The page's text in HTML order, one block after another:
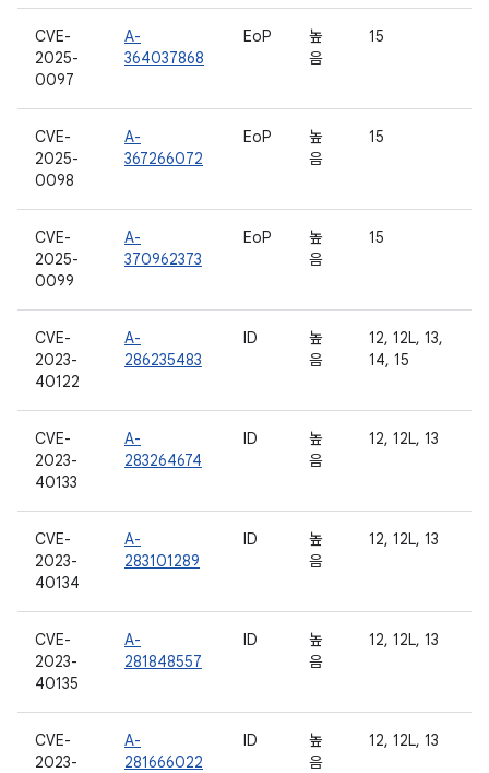
CVE-
2025-
0097
A-
364037868
EoP
높
음
15
CVE-
2025-
0098
A-
367266072
EoP
높
음
15
CVE-
2025-
0099
A-
370962373
EoP
높
음
15
CVE-
2023-
40122
A-
286235483
ID
높
음
12, 12L, 13,
14, 15
CVE-
2023-
40133
A-
283264674
ID
높
음
12, 12L, 13
CVE-
2023-
40134
A-
283101289
ID
높
음
12, 12L, 13
CVE-
2023-
40135
A-
281848557
ID
높
음
12, 12L, 13
CVE-
2023-
A-
281666022
ID
높
음
12, 12L, 13